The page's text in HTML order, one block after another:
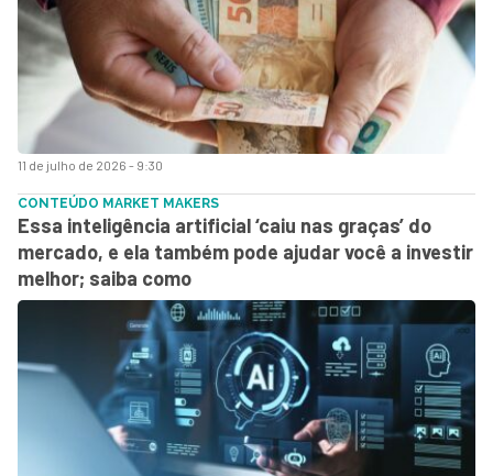
11 de julho de 2026 - 9:30
CONTEÚDO MARKET MAKERS
Essa inteligência artificial ‘caiu nas graças’ do
mercado, e ela também pode ajudar você a investir
melhor; saiba como